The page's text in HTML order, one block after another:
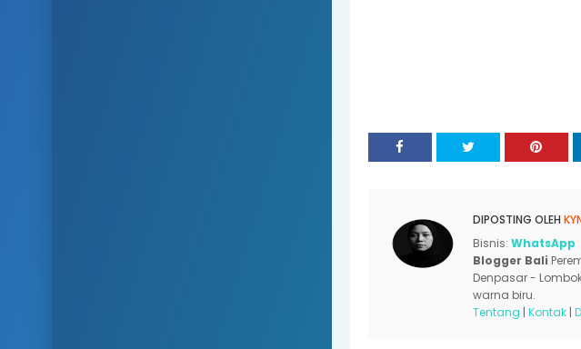
DIPOSTING OLEH
Bisnis: WhatsApp
Blogger Bali
Denpasar -
warna biru.
Tentang | Kontak|